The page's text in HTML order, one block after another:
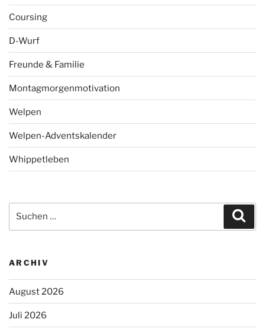
Coursing
D-Wurf
Freunde & Familie
Montagmorgenmotivation
Welpen
Welpen-Adventskalender
Whippetleben
nach:
ARCHIV
August 2026
Juli 2026